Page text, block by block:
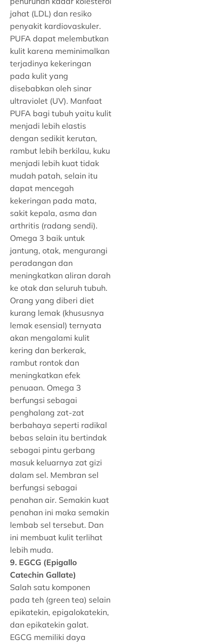
jahat (LDL) dan resiko
penyakit kardiovaskuler.
PUFA dapat melembutkan
kulit karena meminimalkan
terjadinya kekeringan
pada kulit yang
disebabkan oleh sinar
ultraviolet (UV). Manfaat
PUFA bagi tubuh yaitu kulit
menjadi lebih elastis
dengan sedikit kerutan,
rambut lebih berkilau, kuku
menjadi lebih kuat tidak
mudah patah, selain itu
dapat mencegah
kekeringan pada mata,
sakit kepala, asma dan
arthritis (radang sendi).
Omega 3 baik untuk
jantung, otak, mengurangi
peradangan dan
meningkatkan aliran darah
ke otak dan seluruh tubuh.
Orang yang diberi diet
kurang lemak (khususnya
lemak esensial) ternyata
akan mengalami kulit
kering dan berkerak,
rambut rontok dan
meningkatkan efek
penuaan. Omega 3
berfungsi sebagai
penghalang zat-zat
berbahaya seperti radikal
bebas selain itu bertindak
sebagai pintu gerbang
masuk keluarnya zat gizi
dalam sel. Membran sel
berfungsi sebagai
penahan air. Semakin kuat
penahan ini maka semakin
lembab sel tersebut. Dan
ini membuat kulit terlihat
lebih muda.
9. EGCG (Epigallo
Catechin Gallate)
Salah satu komponen
pada teh (green tea) selain
epikatekin, epigalokatekin,
dan epikatekin galat.
EGCG memiliki daya